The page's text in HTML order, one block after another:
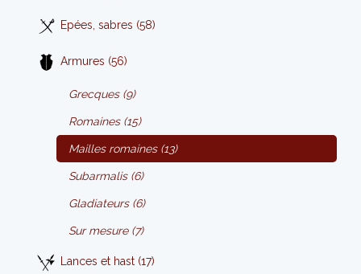
Epées, sabres (58)
Armures (56)
Grecques (9)
Romaines (15)
Mailles romaines (13)
Subarmalis (6)
Gladiateurs (6)
Sur mesure (7)
Lances et hast (17)